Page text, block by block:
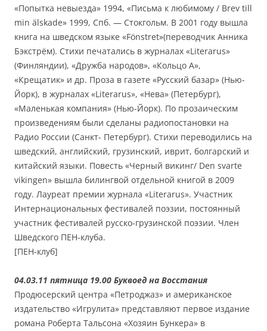
«Попытка невыезда» 1994, «Письма к любимому / Brev till
min älskade» 1999, Спб. — Стокгольм. В 2001 году вышла
книга на шведском языке «Fönstret»(переводчик Анника
Бэкстрём). Стихи печатались в журналах «Literarus»
(Финляндии), «Дружба народов», «Кольцо А»,
«Крещатик» и др. Проза в газете «Русский базар» (Нью-
Йорк), в журналах «Literarus», «Нева» (Петербург),
«Маленькая компания» (Нью-Йорк). По прозаическим
произведениям были сделаны радиопостановки на
Радио России (Санкт- Петербург). Стихи переводились на
шведский, английский, грузинский, иврит, болгарский и
китайский языки. Повесть «Черный викинг/ Den svarte
vikingen» вышла билингвой отдельной книгой в 2009
году. Лауреат премии журнала «Literarus». Участник
Интернациональных фестивалей поэзии, постоянный
участник фестивалей русско-грузинской поэзии. Член
Шведского ПЕН-клуба.
[ПЕН-клуб]
04.03.11 пятница 19.00 Буквоед на Восстания
Продюсерский центра «Петроджаз» и американское
издательство «Игрулита» представляют первое издание
романа Роберта Тальсона «Хозяин Бункера» в